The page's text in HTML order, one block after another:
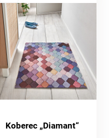
Koberec „Diamant“